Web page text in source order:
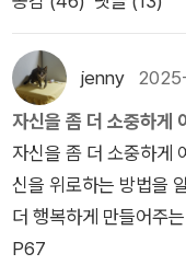
면 정상적인 생활이 안
가님 책이 많아서 행복
장하면 딱딱하게 굳고
어지는 게 어깨지. 당신
질 듯 저려올 때면, 내
곤 했어. 이 손이 햇빛이
처음으로 당신과 나란
좁아져서 우리 상반신
어깨와 내 마른 어깨가
풍경(風磬) 소리를 낸 순
긴 하지만 그것도 이유도 아니
도 지위에 오르고 이제
산지브가 트윙클과 결
스트 출신에다 곧 석사
고 생각했기 때문이다.
다는 것을 확인하는 시
성격과 태도, 생활 습
호감을 받아들이고 모
까지 석고를 뜨게 된다.
있었다. 나에게는 그녀
있는 일은, 오히려 석고
것 뿐이었다. 석고에 파
더미에 잘못 얹혀진 것
그녀가 입술을 질경거
P.106그의 애정을 통해
음 더 나아가는 소설을
감각들로 충전하겠다고
스하고 투명해 질 수 없
동 묘지에 내리던 눈, 꿈
작가를 추적하고 써야
쓸려가기 전에 아직 뼈
중한 칼이 허공에서 나
는다』 26p)” 작가는 생
고 하는 아내의 “우울
고 있던 빗물을 아내의 얼굴
인에게 들었던 에피소
언쟁을 하던 아빠가 손
을 던지고 일어났는데,
아이를 달래느라 오래
겨냥한 것도 아니었다
jenny
자신을 좀 더 소중하게
자신을 좀 더 소중하게
신을 위로하는 방법을
더 행복하게 만들어주
P67